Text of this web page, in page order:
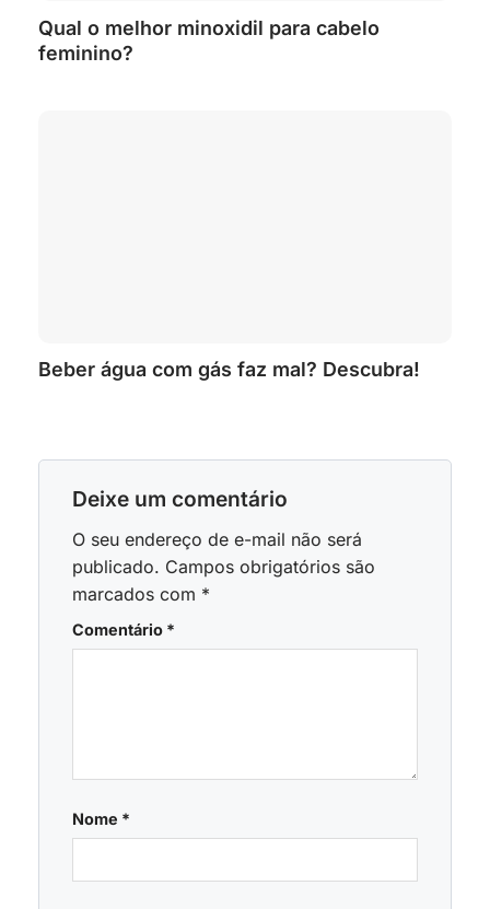
Qual o melhor minoxidil para cabelo
feminino?
Beber água com gás faz mal? Descubra!
Deixe um comentário
O seu endereço de e-mail não será
publicado. Campos obrigatórios são
marcados com *
Comentário *
Nome *